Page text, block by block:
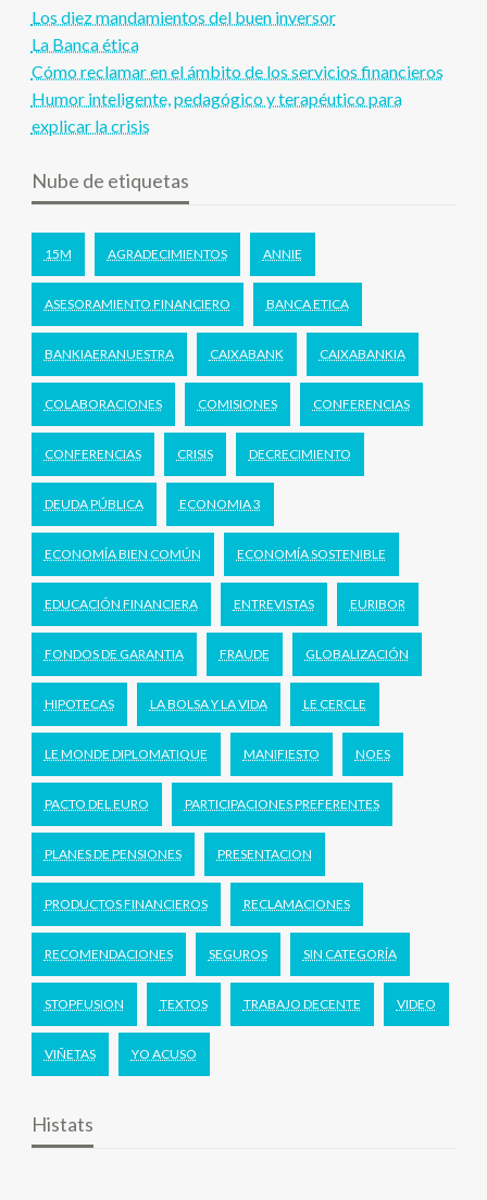
Los diez mandamientos del buen inversor
La Banca ética
Cómo reclamar en el ámbito de los servicios financieros
Humor inteligente, pedagógico y terapéutico para
explicar la crisis
Nube de etiquetas
15M AGRADECIMIENTOS ANNIE
ASESORAMIENTO FINANCIERO BANCA ETICA
BANKIAERANUESTRA CAIXABANK CAIXABANKIA
COLABORACIONES COMISIONES CONFERENCIAS
CONFERENCIAS CRISIS DECRECIMIENTO
DEUDA PÚBLICA ECONOMIA 3
ECONOMÍA BIEN COMÚN ECONOMÍA SOSTENIBLE
EDUCACIÓN FINANCIERA ENTREVISTAS EURIBOR
FONDOS DE GARANTIA FRAUDE GLOBALIZACIÓN
HIPOTECAS LA BOLSA Y LA VIDA LE CERCLE
LE MONDE DIPLOMATIQUE MANIFIESTO NOES
PACTO DEL EURO PARTICIPACIONES PREFERENTES
PLANES DE PENSIONES PRESENTACION
PRODUCTOS FINANCIEROS RECLAMACIONES
RECOMENDACIONES SEGUROS SIN CATEGORÍA
STOPFUSION TEXTOS TRABAJO DECENTE VIDEO
VIÑETAS YO ACUSO
Histats